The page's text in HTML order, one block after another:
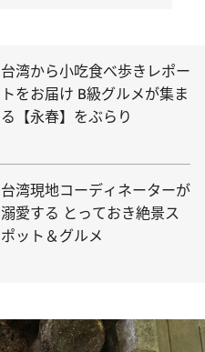
台湾から小吃食べ歩きレポー
トをお届け B級グルメが集ま
る【永春】をぶらり
台湾現地コーディネーターが
溺愛する とっておき絶景ス
ポット＆グルメ